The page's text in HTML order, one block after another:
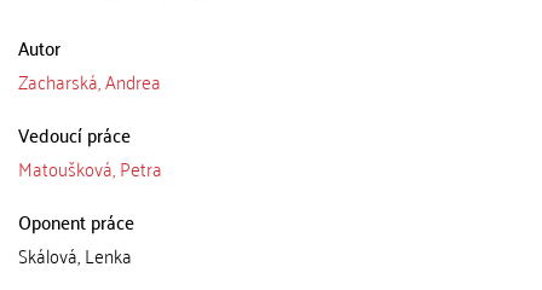
Autor
Zacharská, Andrea
Vedoucí práce
Matoušková, Petra
Oponent práce
Skálová, Lenka